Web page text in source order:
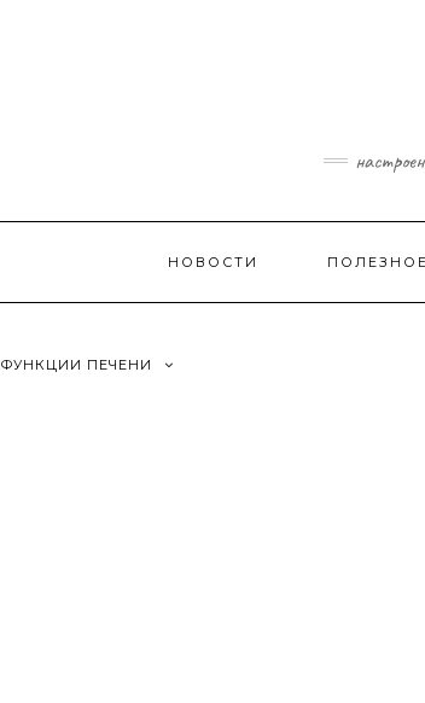
НОВОСТИ ПОЛЕЗНОЕ
ФУНКЦИИ ПЕЧЕНИ